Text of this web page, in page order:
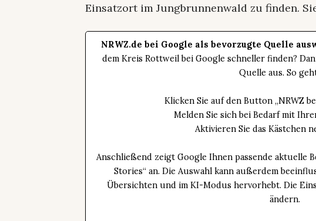
Einsatzort im Jungbrunnenwald zu finden.
NRWZ.de bei Google als bevorzugte Quelle
dem Kreis Rottweil bei Google schneller finden?
Quelle aus. So
Klicken Sie auf den Button „NRWZ
Melden Sie sich bei Bedarf mit
Aktivieren Sie das Kästchen
Anschließend zeigt Google Ihnen passende aktuelle
Stories“ an. Die Auswahl kann außerdem
Übersichten und im KI-Modus hervorhebt. Die
ändern.